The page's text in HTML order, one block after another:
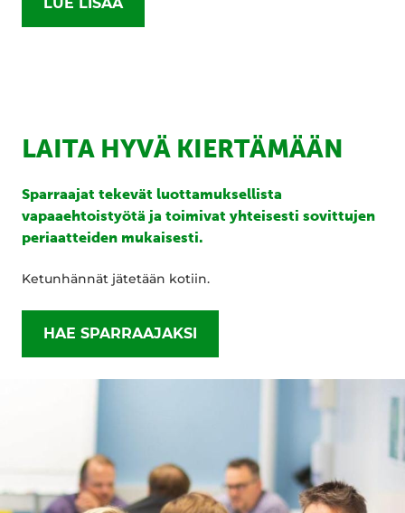
LAITA HYVÄ KIERTÄMÄÄN
Sparraajat tekevät luottamuksellista
vapaaehtoistyötä ja toimivat yhteisesti sovittujen
periaatteiden mukaisesti.
Ketunhännät jätetään kotiin.
HAE SPARRAAJAKSI